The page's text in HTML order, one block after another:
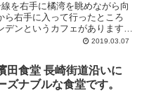
を右手に橘湾を眺めながら向
ら右手に入って行ったところ
デンというカフェがあります。
2019.03.07
田食堂 長崎街道沿いに
ズナブルな食堂です。